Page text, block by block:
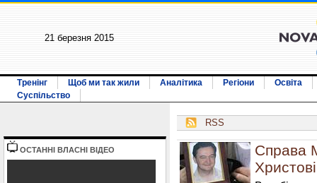
21 березня 2015
Тренінг Щоб ми так жили Аналітика Регіони
Освіта
Суспільство
ОСТАННI ВЛАСНI ВIДЕО
RSS
Справа